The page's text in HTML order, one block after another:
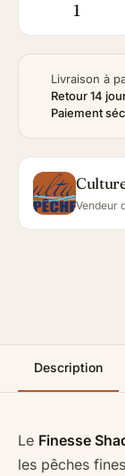
Livraison à
Retour 14
Paiement
Vendeur
Description
Le Finesse
les pêches